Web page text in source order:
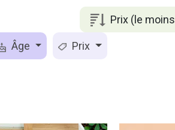
Prix (le
Âge Prix